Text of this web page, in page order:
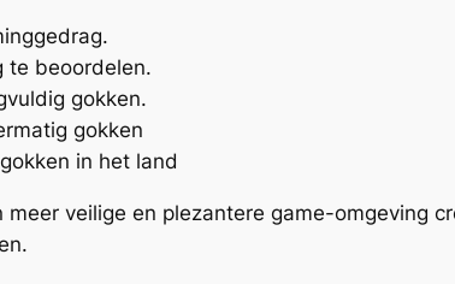
te beoordelen.
gokken.
gokken
in het land
veilige en plezantere game-omgeving